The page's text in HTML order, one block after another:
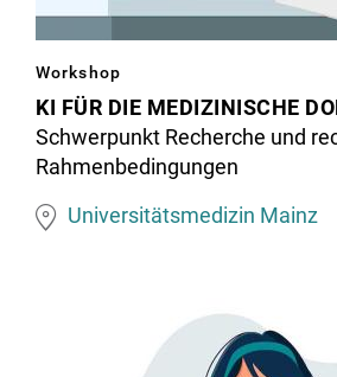
llustration
zu
KI
in
der
Medizin:
Workshop
KI FÜR DIE MEDIZINISCHE
Schwerpunkt Recherche und
Rahmenbedingungen
Universitätsmedizin Mainz